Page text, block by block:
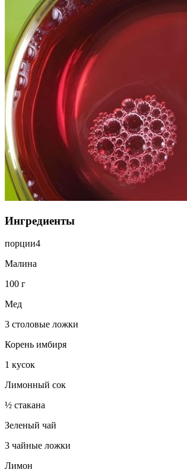
Ингредиенты
порции4
Малина
100 г
Мед
3 столовые ложки
Корень имбиря
1 кусок
Лимонный сок
½ стакана
Зеленый чай
3 чайные ложки
Лимон